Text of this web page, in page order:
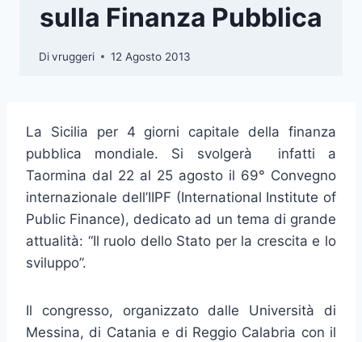
sulla Finanza Pubblica
Divruggeri 12 Agosto 2013
La Sicilia per 4 giorni capitale della finanza
pubblica mondiale. Si svolgerà infatti a
Taormina dal 22 al 25 agosto il 69° Convegno
internazionale dell’IIPF (International Institute of
Public Finance), dedicato ad un tema di grande
attualità: “Il ruolo dello Stato per la crescita e lo
sviluppo”.
Il congresso, organizzato dalle Università di
Messina, di Catania e di Reggio Calabria con il